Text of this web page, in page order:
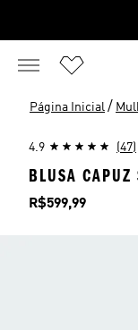
Página Inicial /
4.9 (47)
BLUSA CAPUZ
Preço
R$599,99